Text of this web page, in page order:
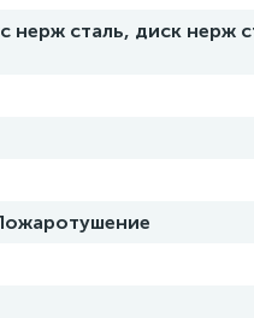
сталь, диск нерж